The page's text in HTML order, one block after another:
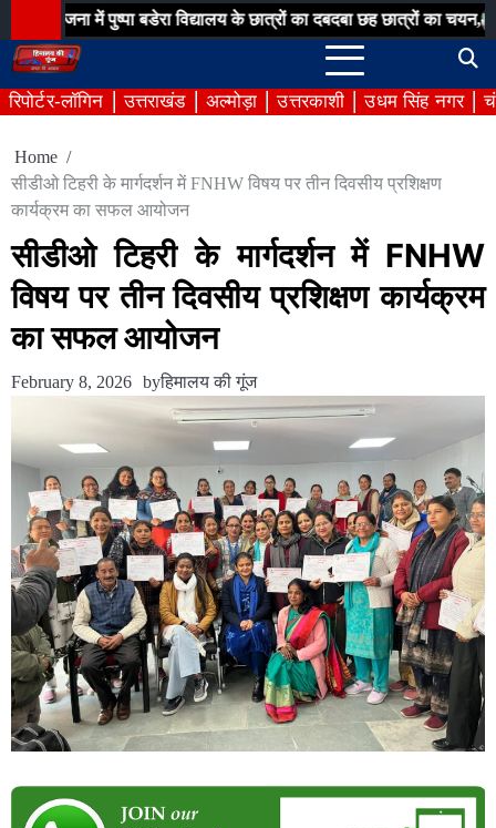
to
content
में पुष्पा बडेरा विद्यालय के छात्रों का दबदबा छह छात्रों का चयन,
रिपोर्टर-लॉगिन उत्तराखंड अल्मोड़ा उत्तरकाशी उधम सिंह नगर
Home
सीडीओ टिहरी के मार्गदर्शन में FNHW विषय पर तीन दिवसीय प्रशिक्षण
कार्यक्रम का सफल आयोजन
सीडीओ टिहरी के मार्गदर्शन में FNHW
विषय पर तीन दिवसीय प्रशिक्षण कार्यक्रम
का सफल आयोजन
February 8, 2026 byहिमालय की गूंज